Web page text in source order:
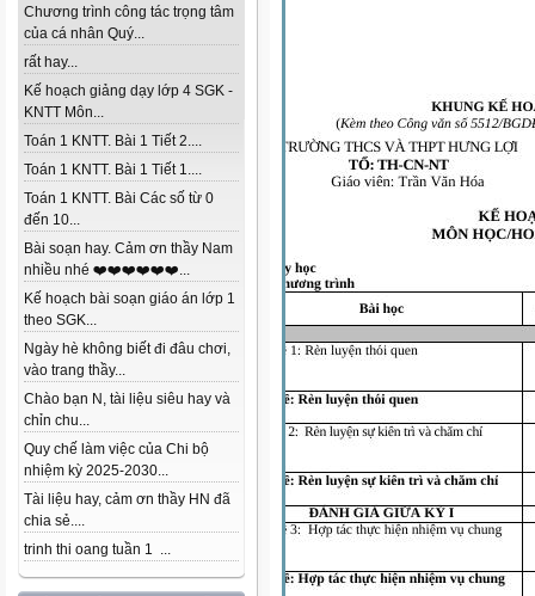
Chương trình công tác trọng tâm
của cá nhân Quý...
rất hay...
Kế hoạch giảng dạy lớp 4 SGK -
KNTT Môn...
Toán 1 KNTT. Bài 1 Tiết 2....
Toán 1 KNTT. Bài 1 Tiết 1....
Toán 1 KNTT. Bài Các số từ 0
đến 10...
Bài soạn hay. Cảm ơn thầy Nam
nhiều nhé ❤️❤️❤️❤️❤️❤️...
Kế hoạch bài soạn giáo án lớp 1
theo SGK...
Ngày hè không biết đi đâu chơi,
vào trang thầy...
Chào bạn N, tài liệu siêu hay và
chỉn chu...
Quy chế làm việc của Chi bộ
nhiệm kỳ 2025-2030...
Tài liệu hay, cảm ơn thầy HN đã
chia sẻ....
trinh thi oang tuần 1 ...